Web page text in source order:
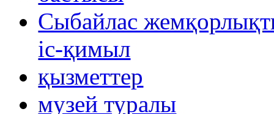
Сыбайлас
іс-қимыл
қызметтер
музей туралы